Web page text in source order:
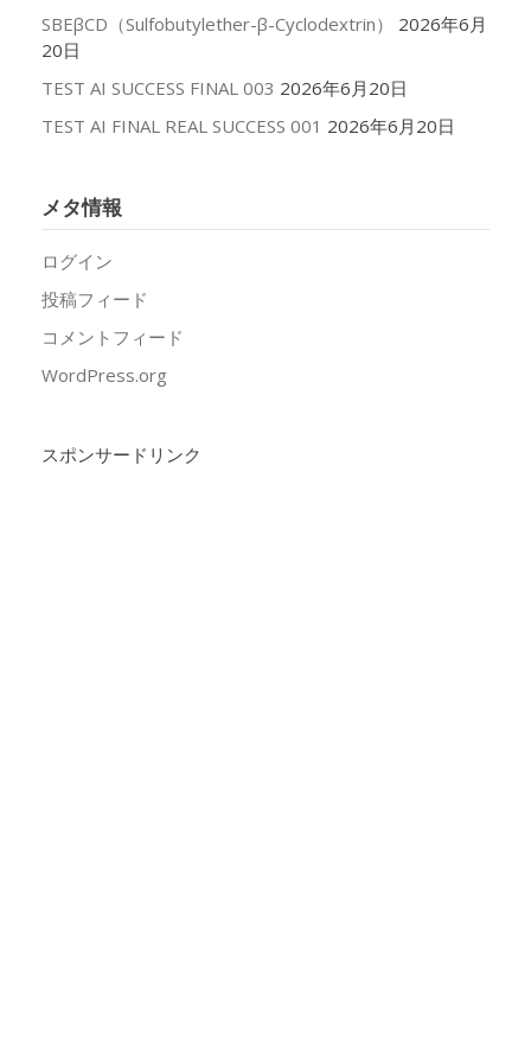
SBEβCD（Sulfobutylether-β-Cyclodextrin）
2026年6月
20日
TEST AI SUCCESS FINAL 003 2026年6月20日
TEST AI FINAL REAL SUCCESS 001 2026年6月20日
メタ情報
ログイン
投稿フィード
コメントフィード
WordPress.org
スポンサードリンク